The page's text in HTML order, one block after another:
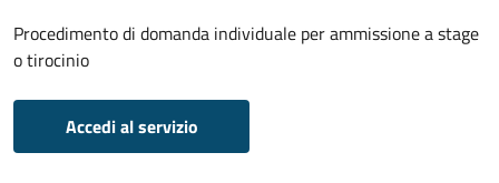
Procedimento di domanda individuale per ammissione a stage
o tirocinio
Accedi al servizio